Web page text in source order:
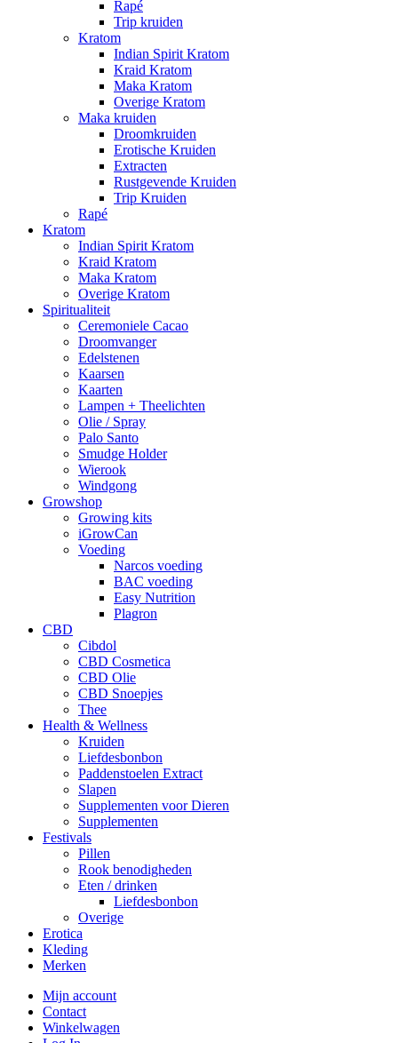
Rapé
Trip kruiden
Kratom
Indian Spirit Kratom
Kraid Kratom
Maka Kratom
Overige Kratom
Maka kruiden
Droomkruiden
Erotische Kruiden
Extracten
Rustgevende Kruiden
Trip Kruiden
Rapé
Kratom
Indian Spirit Kratom
Kraid Kratom
Maka Kratom
Overige Kratom
Spiritualiteit
Ceremoniele Cacao
Droomvanger
Edelstenen
Kaarsen
Kaarten
Lampen + Theelichten
Olie / Spray
Palo Santo
Smudge Holder
Wierook
Windgong
Growshop
Growing kits
iGrowCan
Voeding
Narcos voeding
BAC voeding
Easy Nutrition
Plagron
CBD
Cibdol
CBD Cosmetica
CBD Olie
CBD Snoepjes
Thee
Health & Wellness
Kruiden
Liefdesbonbon
Paddenstoelen Extract
Slapen
Supplementen voor Dieren
Supplementen
Festivals
Pillen
Rook benodigheden
Eten / drinken
Liefdesbonbon
Overige
Erotica
Kleding
Merken
Mijn account
Contact
Winkelwagen